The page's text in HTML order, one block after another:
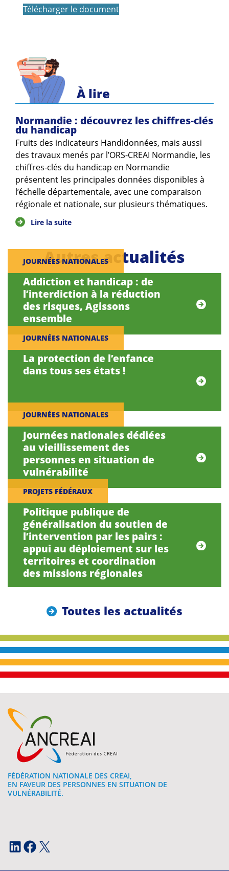
Télécharger le document
À lire
Normandie : découvrez les chiffres-clés
du handicap
Fruits des indicateurs Handidonnées, mais aussi
des travaux menés par l’ORS-CREAI Normandie, les
chiffres-clés du handicap en Normandie
présentent les principales données disponibles à
l’échelle départementale, avec une comparaison
régionale et nationale, sur plusieurs thématiques.
Lire la suite
Autres actualités
JOURNÉES NATIONALES
Addiction et handicap : de
l’interdiction à la réduction
des risques, Agissons
ensemble
JOURNÉES NATIONALES
La protection de l’enfance
dans tous ses états !
JOURNÉES NATIONALES
Journées nationales dédiées
au vieillissement des
personnes en situation de
vulnérabilité
PROJETS FÉDÉRAUX
Politique publique de
généralisation du soutien de
l’intervention par les pairs :
appui au déploiement sur les
territoires et coordination
des missions régionales
Toutes les actualités
FÉDÉRATION NATIONALE DES CREAI,
EN FAVEUR DES PERSONNES EN SITUATION DE
VULNÉRABILITÉ.
LinkedIn Facebook X